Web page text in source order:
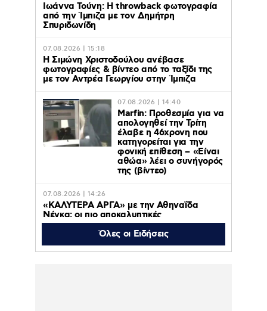
Ιωάννα Τούνη: Η throwback φωτογραφία
από την Ίμπιζα με τον Δημήτρη
Σπυριδωνίδη
07.08.2026 | 15:18
Η Σιμώνη Χριστοδούλου ανέβασε
φωτογραφίες & βίντεο από το ταξίδι της
με τον Αντρέα Γεωργίου στην Ίμπιζα
07.08.2026 | 14:40
Marfin: Προθεσμία για να
απολογηθεί την Τρίτη
έλαβε η 46χρονη που
κατηγορείται για την
φονική επίθεση – «Είναι
αθώα» λέει ο συνήγορός
της (βίντεο)
07.08.2026 | 14:26
«ΚΑΛΥΤΕΡΑ ΑΡΓΑ» με την Αθηναΐδα
Νέγκα: οι πιο αποκαλυπτικές
μεταμεσονύχτιες συνεντεύξεις
επιστρέφουν στο ACTION 24
Όλες οι Ειδήσεις